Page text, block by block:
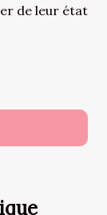
de leur état